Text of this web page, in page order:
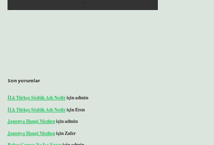
Son yorumlar
İLk Türkçe Sözlük Adı Nediriçinadmin
İLk Türkçe Sözlük Adı NediriçinEren
Japonya Hangi Mezhepiçinadmin
Japonya Hangi MezhepiçinZafer